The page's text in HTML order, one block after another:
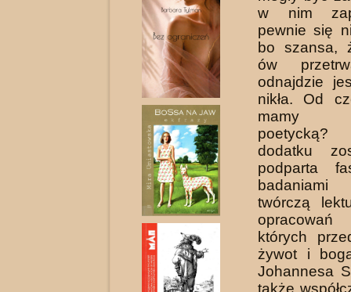
w nim
pewnie się
bo szansa,
ów
odnajdzie
nikła. Od
mamy
dodatku
podparta
badaniami
twórczą
których
żywot i
Johannesa
także